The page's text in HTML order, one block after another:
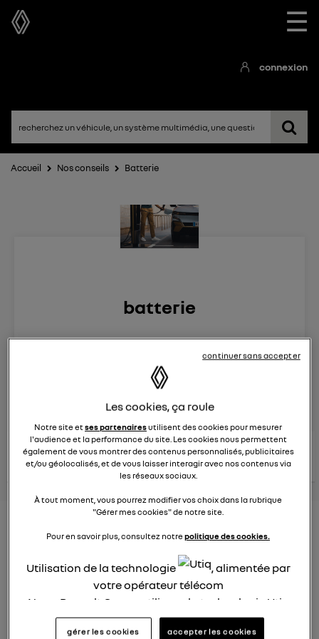
☰
connexion
Accueil Nos conseils Batterie
batterie
Le25 mars 2025à16:30
RENAULT
conseils Renault
consultez les
conseils
similaires
voir tous les
conseils
Elena42
25 janvier 2022à 17:24
recharge à domicile ?
Les cookies, ça roule
Notre site etses partenairesutilisent des cookies pour mesurer
l'audience et la performance du site. Les cookies nous permettent
également de vous montrer des contenus personnalisés, publicitaires
et/ou géolocalisés, et de vous laisser interagir avec nos contenus via
les réseaux sociaux.
À tout moment, vous pourrez modifier vos choix dans la rubrique
"Gérer mes cookies" de notre site.
Pour en savoir plus, consultez notrepolitique des cookies.
Utilisation de la technologie
, alimentée par
votre opérateur télécom
Nous, Renault Group, utilisons la technologie Utiq
pour nos activités digitales (telles que décrites
dans cette notice de consentement) et liées à
gérer les cookies accepter les cookies
continuer sans accepter